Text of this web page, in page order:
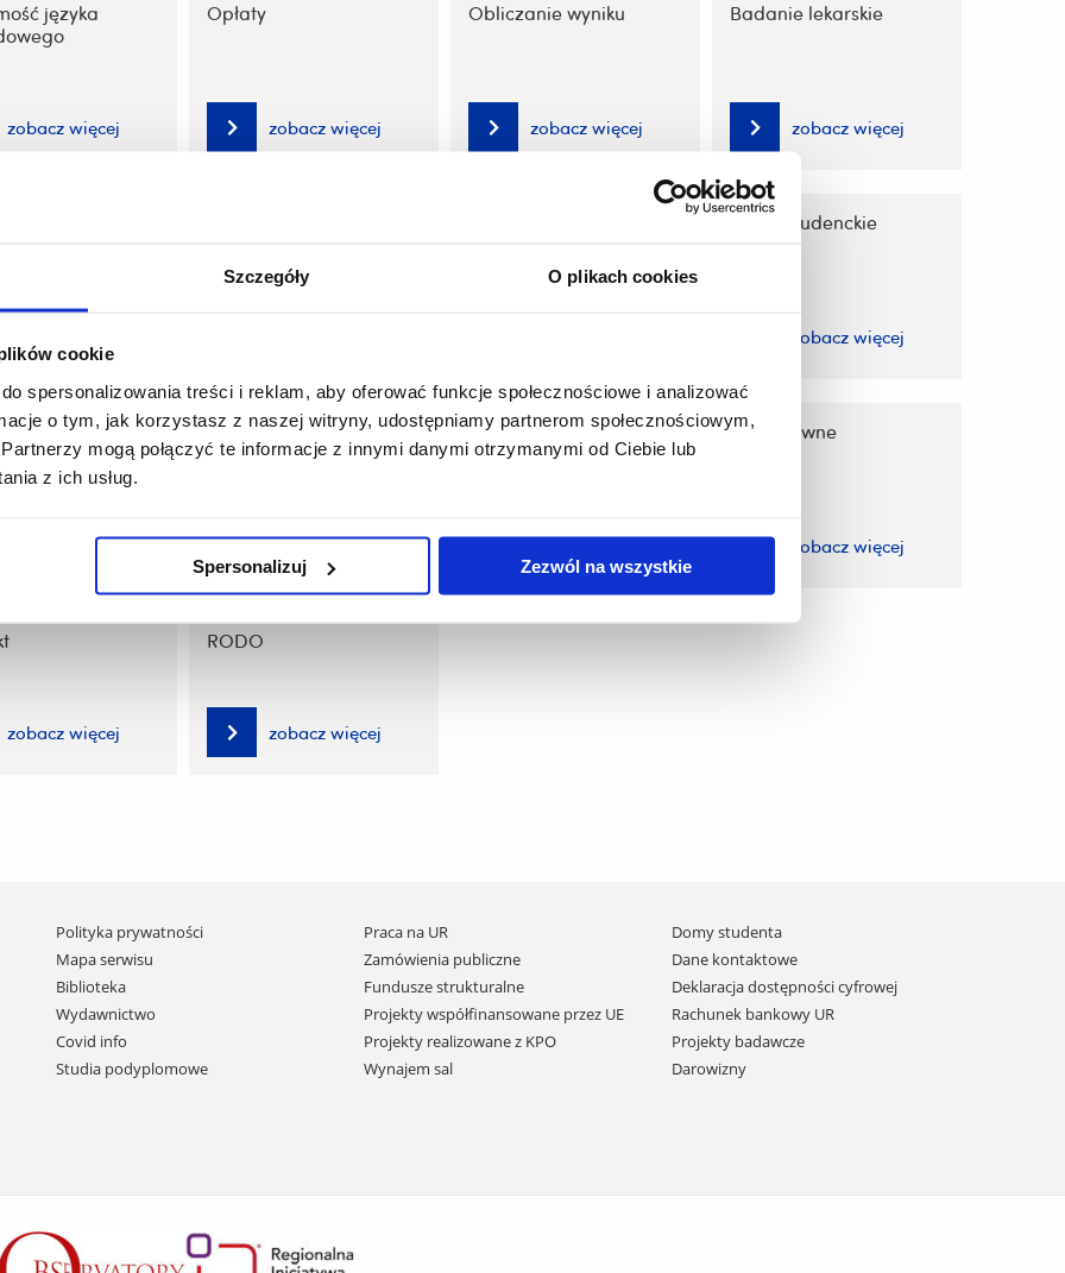
Szczegóły O plikach cookies
cookie
spersonalizowania treści i reklam, aby oferować funkcje społecznościowe i analizować
o tym, jak korzystasz z naszej witryny, udostępniamy partnerom społecznościowym,
mogą połączyć te informacje z innymi danymi otrzymanymi od Ciebie lub
z ich usług.
Spersonalizuj Zezwól na wszystkie
języka
zobacz więcej
Opłaty
zobacz więcej
Obliczanie wyniku
zobacz więcej
Badanie lekarskie
zobacz więcej
Domy studenckie
zobacz więcej
pobrania
zobacz więcej
FAQ - Najczęściej
zadawane pytania
zobacz więcej
Osoby niepełnoletnie Akty prawne
zobacz więcej
zobacz więcej
RODO
zobacz więcej
Pomiń
nawigację
i
przejdź
do
treści
Polityka prywatności
Mapa serwisu
Biblioteka
Wydawnictwo
Covid info
Studia podyplomowe
Praca na UR
Zamówienia publiczne
Fundusze strukturalne
Projekty współfinansowane przez UE
Projekty realizowane z KPO
Wynajem sal
Domy studenta
Dane kontaktowe
Deklaracja dostępności cyfrowej
Rachunek bankowy UR
Projekty badawcze
Darowizny